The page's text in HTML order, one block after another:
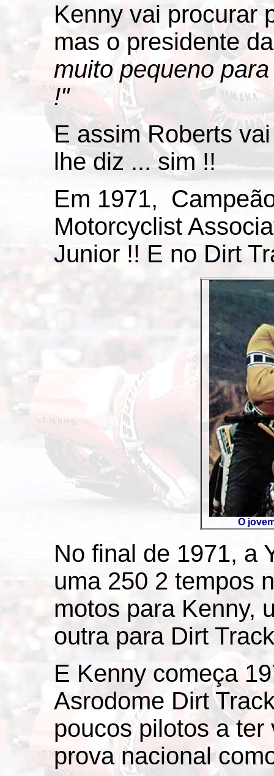
Kenny vai procurar
mas o presidente
muito pequeno
!"
E assim Roberts
lhe diz ... sim !!
Em 1971,
Motorcyclist
Junior !! E no Dirt
O
No final de 1971, a
uma 250 2 tempos
motos para Kenny,
outra para Dirt
E Kenny começa
Asrodome Dirt
poucos pilotos a
prova nacional